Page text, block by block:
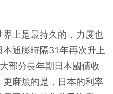
上是最持久的，力度也
通膨時隔31年再次升上
部分長年期日本國債收
麻煩的是，日本的利率